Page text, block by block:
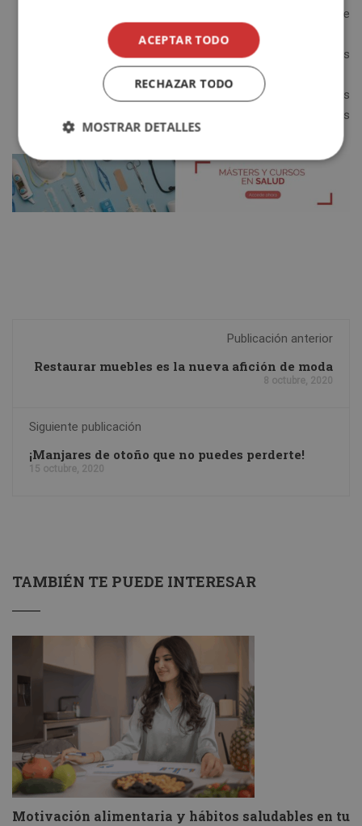
. Se trata de filas de letras decrecientes de
mayor a menor tamaño.
Test de Landolt. Se presentan una serie de anillos en los
que hay que indicar dónde se produce una discontinuidad.
. Este test está indicado para niños pequeños
que desconocen las letras. Se utilizan figuras geométricas
y dibujos de pájaros, casas o manzanas.
Publicación anterior
Restaurar muebles es la nueva afición de moda
8 octubre, 2020
Siguiente publicación
¡Manjares de otoño que no puedes perderte!
15 octubre, 2020
TAMBIÉN TE PUEDE INTERESAR
Motivación alimentaria y hábitos saludables en tu
ACEPTAR TODO
RECHAZAR TODO
MOSTRAR DETALLES